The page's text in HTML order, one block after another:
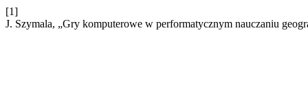
[1]
J. Szymala, „Gry komputerowe w performatycznym nauczaniu